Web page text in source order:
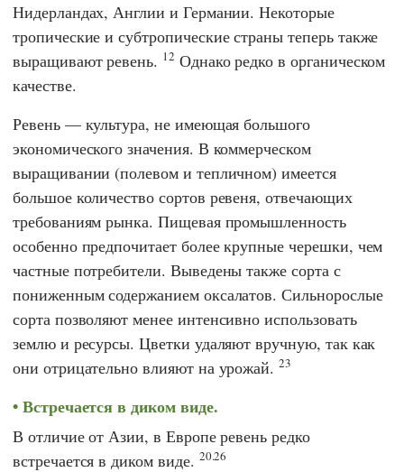
Нидерландах, Англии и Германии. Некоторые
тропические и субтропические страны теперь также
выращивают ревень. 12 Однако редко в органическом
качестве.
Ревень — культура, не имеющая большого
экономического значения. В коммерческом
выращивании (полевом и тепличном) имеется
большое количество сортов ревеня, отвечающих
требованиям рынка. Пищевая промышленность
особенно предпочитает более крупные черешки, чем
частные потребители. Выведены также сорта с
пониженным содержанием оксалатов. Сильнорослые
сорта позволяют менее интенсивно использовать
землю и ресурсы. Цветки удаляют вручную, так как
они отрицательно влияют на урожай.23
Встречается в диком виде.
В отличие от Азии, в Европе ревень редко
встречается в диком виде. 20.26